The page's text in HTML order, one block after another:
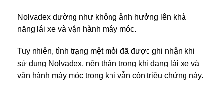
Nolvadex dường như không ảnh hưởng lên khả
năng lái xe và vận hành máy móc.
Tuy nhiên, tình trạng mệt mỏi đã được ghi nhận khi
sử dụng Nolvadex, nên thận trọng khi đang lái xe và
vận hành máy móc trong khi vẫn còn triệu chứng này.